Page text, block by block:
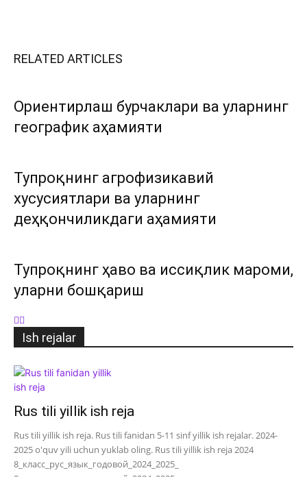
RELATED ARTICLES
Ориентирлаш бурчаклари ва уларнинг
географик аҳамияти
Тупроқнинг агрофизикавий
хусусиятлари ва уларнинг
деҳқончиликдаги аҳамияти
Тупроқнинг ҳаво ва иссиқлик мароми,
уларни бошқариш
Ish rejalar
Rus tili yillik ish reja
Rus tili yillik ish reja. Rus tili fanidan 5-11 sinf yillik ish rejalar. 2024-
2025 o'quv yili uchun yuklab oling. Rus tili yillik ish reja 2024
8_класс_рус_язык_годовой_2024_2025_